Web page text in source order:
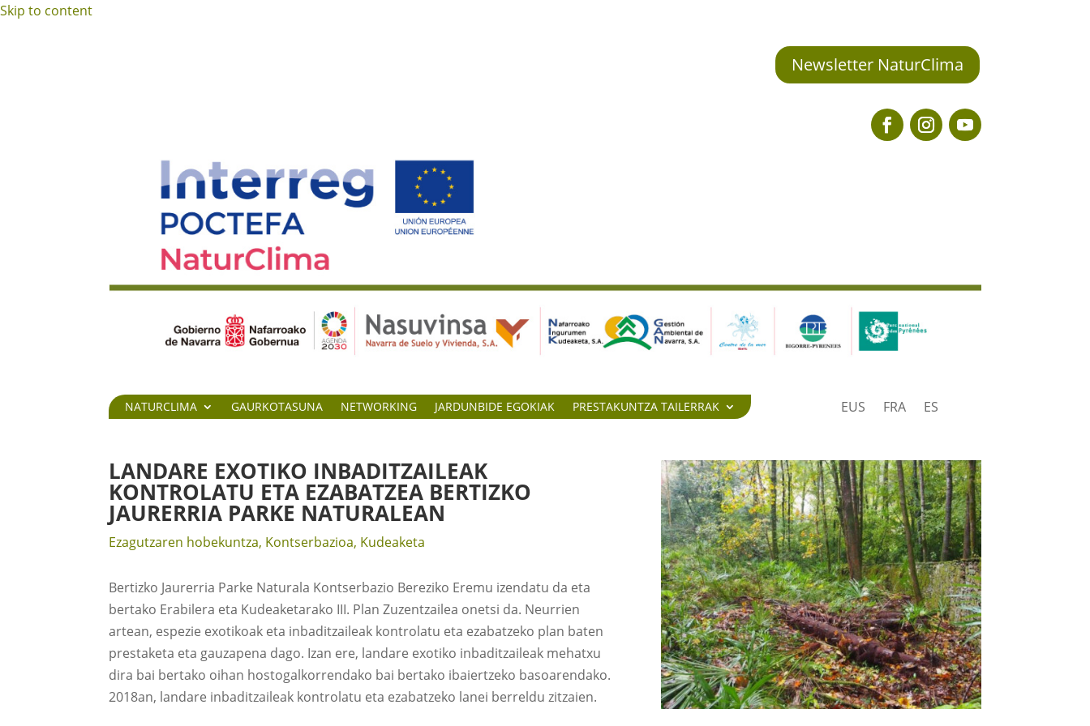
Skip to content
Newsletter NaturClima
NATURCLIMA GAURKOTASUNA NETWORKING JARDUNBIDE EGOKIAK PRESTAKUNTZA TAILERRAK EUS FRA ES
LANDARE EXOTIKO INBADITZAILEAK
KONTROLATU ETA EZABATZEA BERTIZKO
JAURERRIA PARKE NATURALEAN
Ezagutzaren hobekuntza, Kontserbazioa, Kudeaketa
Bertizko Jaurerria Parke Naturala Kontserbazio Bereziko Eremu izendatu da eta
bertako Erabilera eta Kudeaketarako III. Plan Zuzentzailea onetsi da. Neurrien
artean, espezie exotikoak eta inbaditzaileak kontrolatu eta ezabatzeko plan baten
prestaketa eta gauzapena dago. Izan ere, landare exotiko inbaditzaileak mehatxu
dira bai bertako oihan hostogalkorrendako bai bertako ibaiertzeko basoarendako.
2018an, landare inbaditzaileak kontrolatu eta ezabatzeko lanei berreldu zitzaien.